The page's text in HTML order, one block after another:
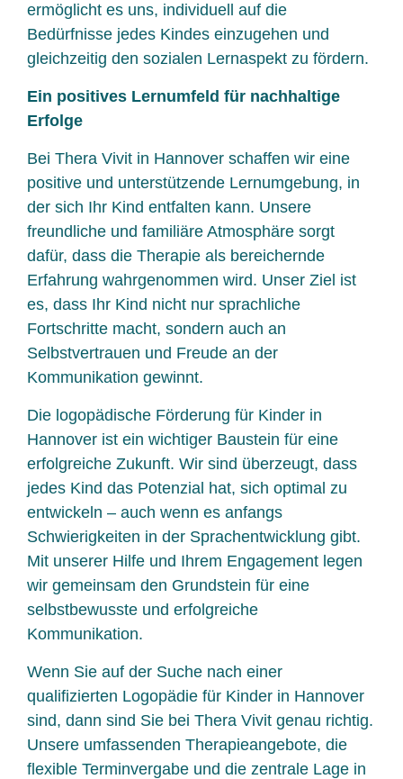
ermöglicht es uns, individuell auf die
Bedürfnisse jedes Kindes einzugehen und
gleichzeitig den sozialen Lernaspekt zu fördern.
Ein positives Lernumfeld für nachhaltige
Erfolge
Bei Thera Vivit in Hannover schaffen wir eine
positive und unterstützende Lernumgebung, in
der sich Ihr Kind entfalten kann. Unsere
freundliche und familiäre Atmosphäre sorgt
dafür, dass die Therapie als bereichernde
Erfahrung wahrgenommen wird. Unser Ziel ist
es, dass Ihr Kind nicht nur sprachliche
Fortschritte macht, sondern auch an
Selbstvertrauen und Freude an der
Kommunikation gewinnt.
Die logopädische Förderung für Kinder in
Hannover ist ein wichtiger Baustein für eine
erfolgreiche Zukunft. Wir sind überzeugt, dass
jedes Kind das Potenzial hat, sich optimal zu
entwickeln – auch wenn es anfangs
Schwierigkeiten in der Sprachentwicklung gibt.
Mit unserer Hilfe und Ihrem Engagement legen
wir gemeinsam den Grundstein für eine
selbstbewusste und erfolgreiche
Kommunikation.
Wenn Sie auf der Suche nach einer
qualifizierten Logopädie für Kinder in Hannover
sind, dann sind Sie bei Thera Vivit genau richtig.
Unsere umfassenden Therapieangebote, die
flexible Terminvergabe und die zentrale Lage in